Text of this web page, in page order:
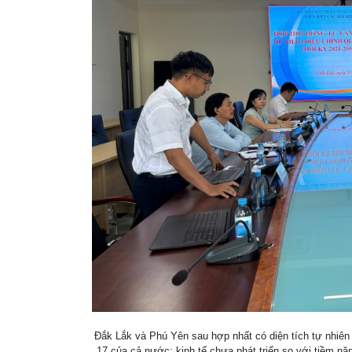
Đắk Lắk và Phú Yên sau hợp nhất có diện tích tự nhiên